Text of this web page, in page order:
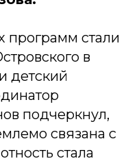
программ стали
в
детский
подчеркнул,
связана с
стала